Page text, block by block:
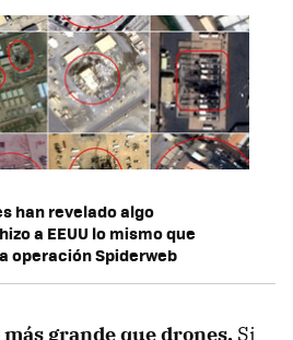
han revelado algo
a EEUU lo mismo que
operación Spiderweb
grande que drones. Si